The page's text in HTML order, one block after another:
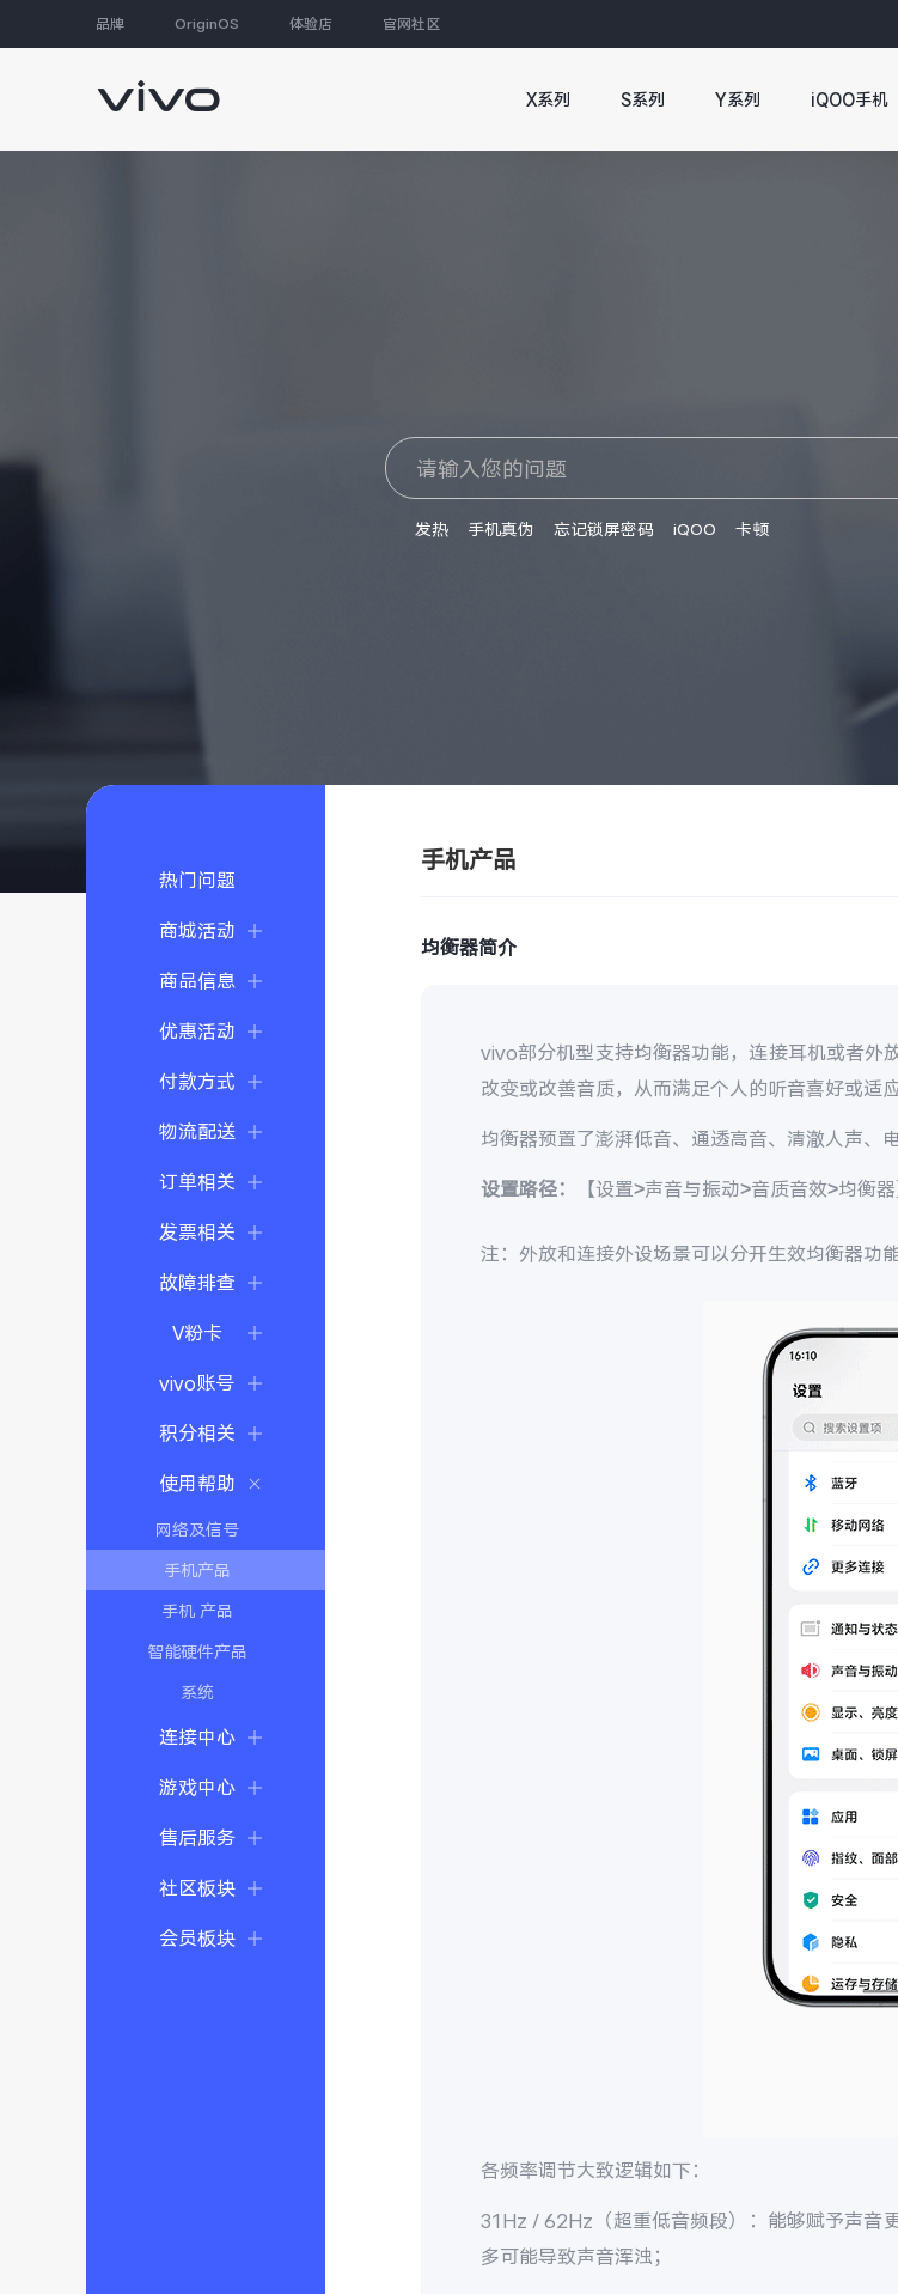
品牌 OriginOS 体验店 官网社区
X系列 S系列 Y系列 iQOO手机
发热 手机真伪 忘记锁屏密码 iQOO 卡顿
热门问题
商城活动
商品信息
优惠活动
付款方式
物流配送
订单相关
发票相关
故障排查
V粉卡
vivo账号
积分相关
使用帮助
网络及信号
手机产品
手机 产品
智能硬件产品
系统
连接中心
游戏中心
售后服务
社区板块
会员板块
手机产品
均衡器简介
vivo部分机型支持均衡器功能，连接耳机或者外
改变或改善音质，从而满足个人的听音喜好或适
均衡器预置了澎湃低音、通透高音、清澈人声、
设置路径： 【设置>声音与振动>音质音效>均衡器
注：外放和连接外设场景可以分开生效均衡器功能
各频率调节大致逻辑如下：
31Hz / 62Hz （超重低音频段）：能够赋予声
多可能导致声音浑浊；